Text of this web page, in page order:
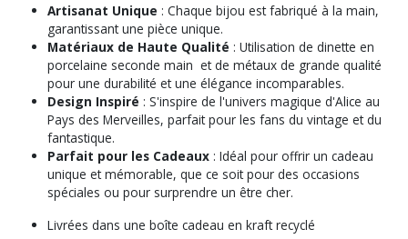
Artisanat Unique : Chaque bijou est fabriqué à la main,
garantissant une pièce unique.
Matériaux de Haute Qualité : Utilisation de dinette en
porcelaine seconde main et de métaux de grande qualité
pour une durabilité et une élégance incomparables.
Design Inspiré : S'inspire de l'univers magique d'Alice au
Pays des Merveilles, parfait pour les fans du vintage et du
fantastique.
Parfait pour les Cadeaux : Idéal pour offrir un cadeau
unique et mémorable, que ce soit pour des occasions
spéciales ou pour surprendre un être cher.
Livrées dans une boîte cadeau en kraft recyclé